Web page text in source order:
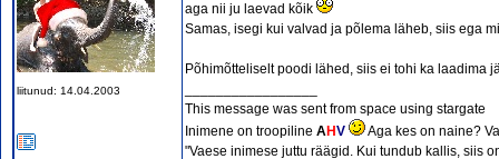
liitunud: 14.04.2003
aga nii ju laevad kõik
Samas, isegi kui valvad ja põlema läheb, siis ega
Põhimõtteliselt poodi lähed, siis ei tohi ka laadima
This message was sent from space using stargate
Inimene on troopiline AHV
Aga kes on naine?
"Vaese inimese juttu räägid. Kui tundub kallis, siis